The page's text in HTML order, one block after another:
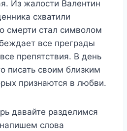
Из жалости Валентин
схватили
смерти стал символом
все преграды
препятствия. В день
писать своим близким
признаются в любви.
давайте разделимся
слова